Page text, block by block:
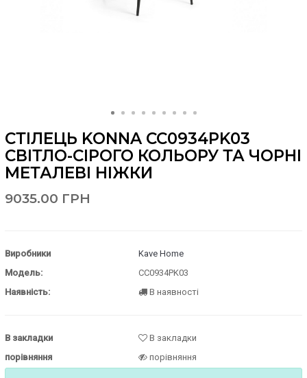
СТІЛЕЦЬ KONNA CC0934PK03
СВІТЛО-СІРОГО КОЛЬОРУ ТА ЧОРНІ
МЕТАЛЕВІ НІЖКИ
9035.00 ГРН
Виробники
Kave Home
Модель:
CC0934PK03
Наявність:
В наявності
В закладки
В закладки
порівняння
порівняння